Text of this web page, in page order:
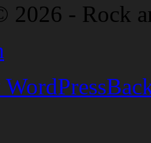
2026 - Rock